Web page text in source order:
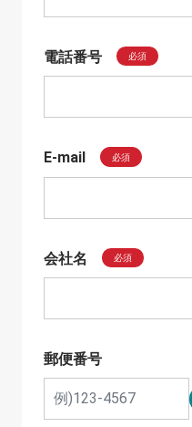
電話番号 必須
E-mail 必須
会社名 必須
郵便番号